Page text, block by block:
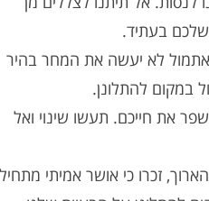
בעתיד.
אתמול לא יעשה את המחר בהיר
במקום להתלונן.
את חייכם. תעשו שינוי ואל
זכרו כי אושר אמיתי מתחיל